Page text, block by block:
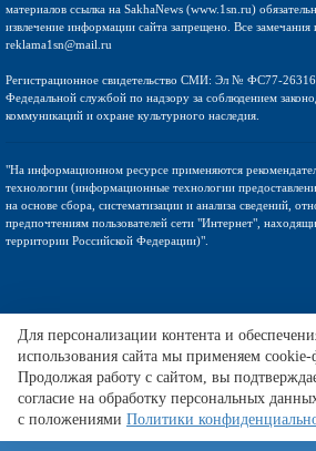
материалов ссылка на SakhaNews (www.1sn.ru)
извлечение информации сайта запрещено. Все
reklama1sn@mail.ru
Регистрационное свидетельство СМИ: Эл № ФС77-26316
Федедальной службой по надзору за соблюдением
коммуникаций и охране культурного наследия.
"На информационном ресурсе применяются
технологии (информационные технологии
на основе сбора, систематизации и анализа сведений,
предпочтениям пользователей сети "Интернет",
территории Российской Федерации)".
Для персонализации контента и
использования сайта мы применяем
Продолжая работу с сайтом, вы
согласие на обработку персональных
с положениями Политики